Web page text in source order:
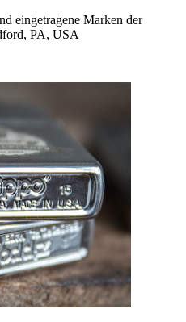
eingetragene Marken der
PA, USA